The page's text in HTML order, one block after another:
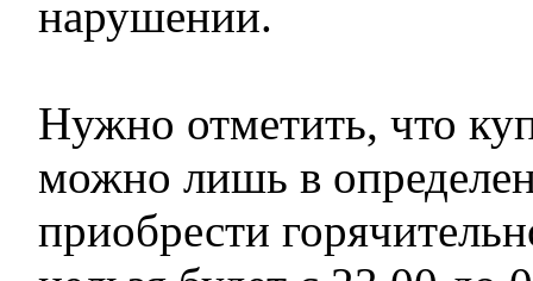
нарушении.
Нужно отметить, что
можно лишь в
приобрести